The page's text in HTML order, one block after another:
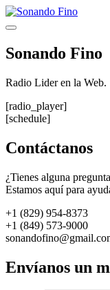
Saltar
al
Menú
Sonando Fino
Radio Lider en la Web.
[radio_player]
[schedule]
Contáctanos
¿Tienes alguna
Estamos aquí para
+1 (829) 954-8373
+1 (849) 573-9000
Envíanos un